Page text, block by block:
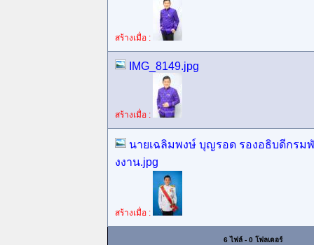
สร้างเมื่อ :
IMG_8149.jpg
สร้างเมื่อ :
นายเฉลิมพงษ์ บุญรอด รองอธิบดีกรม
งงาน.jpg
สร้างเมื่อ :
6 ไฟล์ - 0 โฟลเดอร์